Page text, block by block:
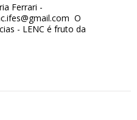
Ferrari -
O
- LENC é fruto da